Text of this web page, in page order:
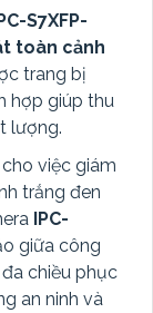
S7XFP-
toàn cảnh
trang bị
hợp giúp thu
lượng.
việc giám
trắng đen
IPC-
giữa công
chiều phục
an ninh và